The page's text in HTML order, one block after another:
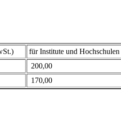
für Institute und
200,00
170,00